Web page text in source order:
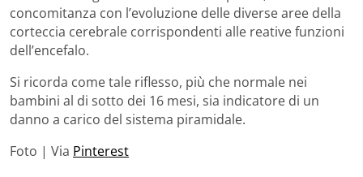
concomitanza con l’evoluzione delle diverse aree della
corteccia cerebrale corrispondenti alle reative funzioni
dell’encefalo.
Si ricorda come tale riflesso, più che normale nei
bambini al di sotto dei 16 mesi, sia indicatore di un
danno a carico del sistema piramidale.
Foto | Via Pinterest